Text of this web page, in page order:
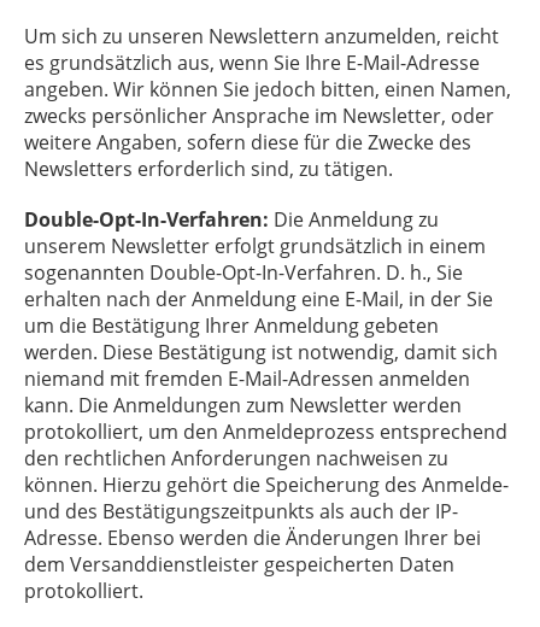
Um sich zu unseren Newslettern anzumelden, reicht
es grundsätzlich aus, wenn Sie Ihre E-Mail-Adresse
angeben. Wir können Sie jedoch bitten, einen Namen,
zwecks persönlicher Ansprache im Newsletter, oder
weitere Angaben, sofern diese für die Zwecke des
Newsletters erforderlich sind, zu tätigen.
Double-Opt-In-Verfahren: Die Anmeldung zu
unserem Newsletter erfolgt grundsätzlich in einem
sogenannten Double-Opt-In-Verfahren. D. h., Sie
erhalten nach der Anmeldung eine E-Mail, in der Sie
um die Bestätigung Ihrer Anmeldung gebeten
werden. Diese Bestätigung ist notwendig, damit sich
niemand mit fremden E-Mail-Adressen anmelden
kann. Die Anmeldungen zum Newsletter werden
protokolliert, um den Anmeldeprozess entsprechend
den rechtlichen Anforderungen nachweisen zu
können. Hierzu gehört die Speicherung des Anmelde-
und des Bestätigungszeitpunkts als auch der IP-
Adresse. Ebenso werden die Änderungen Ihrer bei
dem Versanddienstleister gespeicherten Daten
protokolliert.